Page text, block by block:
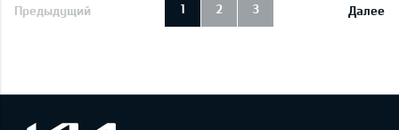
Предыдущий Далее
1 2 3